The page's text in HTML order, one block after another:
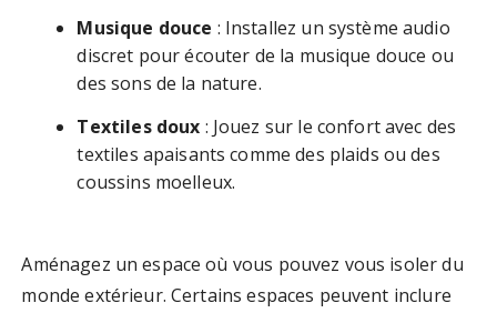
Musique douce : Installez un système audio
discret pour écouter de la musique douce ou
des sons de la nature.
Textiles doux : Jouez sur le confort avec des
textiles apaisants comme des plaids ou des
coussins moelleux.
Aménagez un espace où vous pouvez vous isoler du
monde extérieur. Certains espaces peuvent inclure